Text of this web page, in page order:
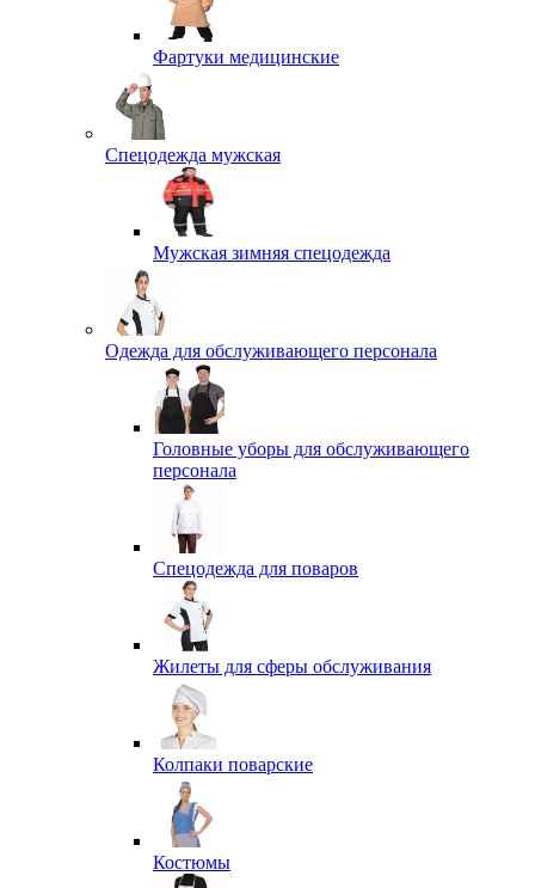
Фартуки медицинские
Спецодежда мужская
Мужская зимняя спецодежда
Одежда для обслуживающего персонала
Головные уборы для обслуживающего
персонала
Спецодежда для поваров
Жилеты для сферы обслуживания
Колпаки поварские
Костюмы